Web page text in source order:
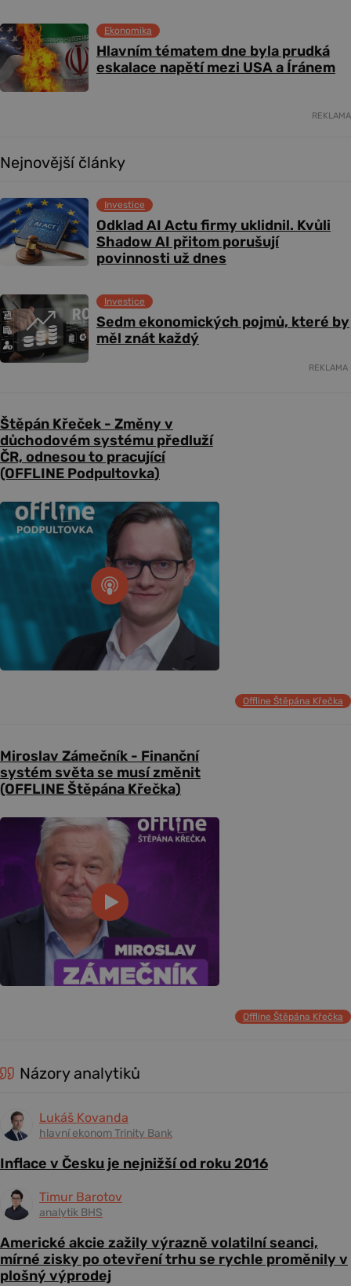
Hlavním tématem dne byla prudká
eskalace napětí mezi USA a Íránem
Ekonomika
REKLAMA
Nejnovější články
Odklad AI Actu firmy uklidnil. Kvůli
Shadow AI přitom porušují
povinnosti už dnes
Investice
Sedm ekonomických pojmů, které by
měl znát každý
Investice
REKLAMA
Štěpán Křeček - Změny v
důchodovém systému předluží
ČR, odnesou to pracující
(OFFLINE Podpultovka)
Offline Štěpána Křečka
Miroslav Zámečník - Finanční
systém světa se musí změnit
(OFFLINE Štěpána Křečka)
Offline Štěpána Křečka
Názory analytiků
Lukáš Kovanda
hlavní ekonom Trinity Bank
Inflace v Česku je nejnižší od roku 2016
Timur Barotov
analytik BHS
Americké akcie zažily výrazně volatilní seanci,
mírné zisky po otevření trhu se rychle proměnily v
plošný výprodej